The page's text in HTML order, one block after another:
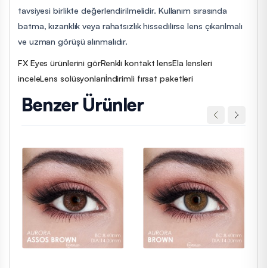
tavsiyesi birlikte değerlendirilmelidir. Kullanım sırasında
batma, kızarıklık veya rahatsızlık hissedilirse lens çıkarılmalı
ve uzman görüşü alınmalıdır.
FX Eyes ürünlerini görRenkli kontakt lensEla lensleri
inceleLens solüsyonlarıİndirimli fırsat paketleri
Benzer Ürünler